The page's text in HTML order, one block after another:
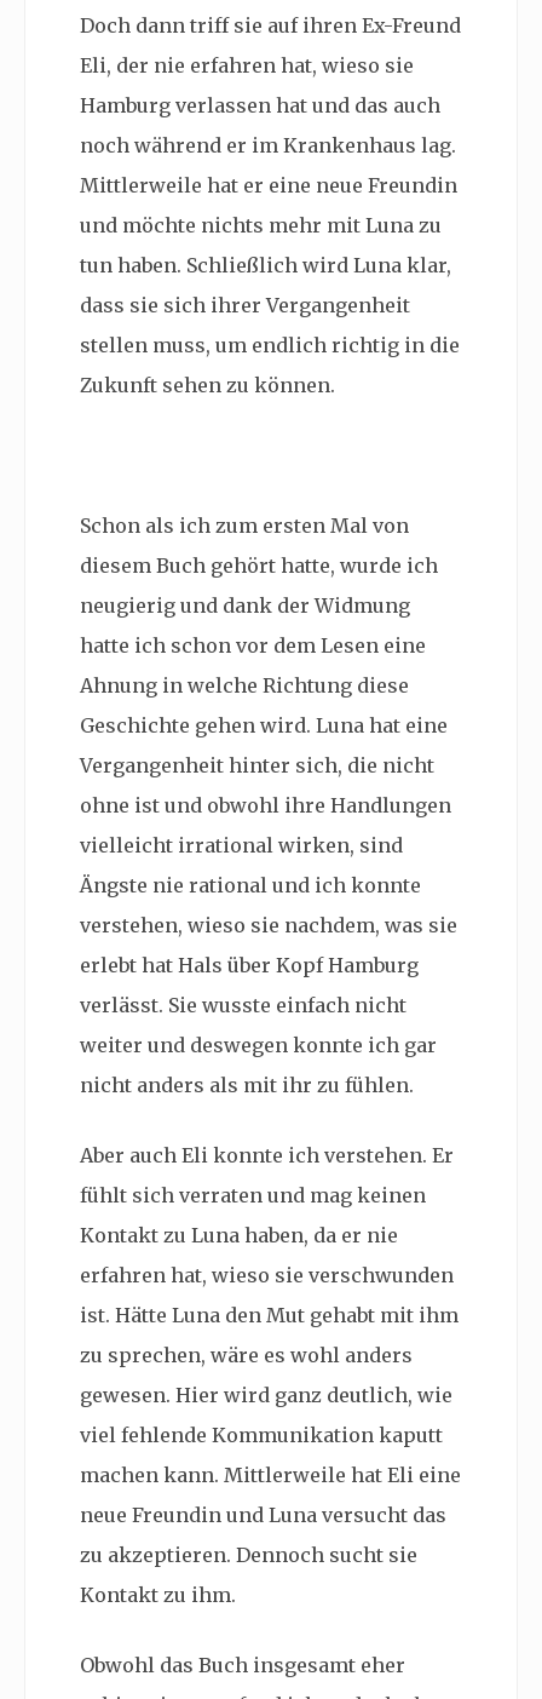
Doch dann triff sie auf ihren Ex-Freund
Eli, der nie erfahren hat, wieso sie
Hamburg verlassen hat und das auch
noch während er im Krankenhaus lag.
Mittlerweile hat er eine neue Freundin
und möchte nichts mehr mit Luna zu
tun haben. Schließlich wird Luna klar,
dass sie sich ihrer Vergangenheit
stellen muss, um endlich richtig in die
Zukunft sehen zu können.
Schon als ich zum ersten Mal von
diesem Buch gehört hatte, wurde ich
neugierig und dank der Widmung
hatte ich schon vor dem Lesen eine
Ahnung in welche Richtung diese
Geschichte gehen wird. Luna hat eine
Vergangenheit hinter sich, die nicht
ohne ist und obwohl ihre Handlungen
vielleicht irrational wirken, sind
Ängste nie rational und ich konnte
verstehen, wieso sie nachdem, was sie
erlebt hat Hals über Kopf Hamburg
verlässt. Sie wusste einfach nicht
weiter und deswegen konnte ich gar
nicht anders als mit ihr zu fühlen.
Aber auch Eli konnte ich verstehen. Er
fühlt sich verraten und mag keinen
Kontakt zu Luna haben, da er nie
erfahren hat, wieso sie verschwunden
ist. Hätte Luna den Mut gehabt mit ihm
zu sprechen, wäre es wohl anders
gewesen. Hier wird ganz deutlich, wie
viel fehlende Kommunikation kaputt
machen kann. Mittlerweile hat Eli eine
neue Freundin und Luna versucht das
zu akzeptieren. Dennoch sucht sie
Kontakt zu ihm.
Obwohl das Buch insgesamt eher